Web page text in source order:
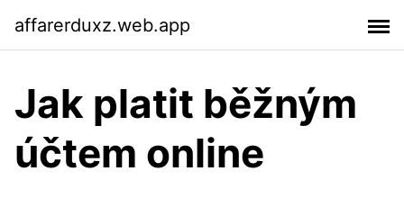
affarerduxz.web.app
Jak platit běžným
účtem online